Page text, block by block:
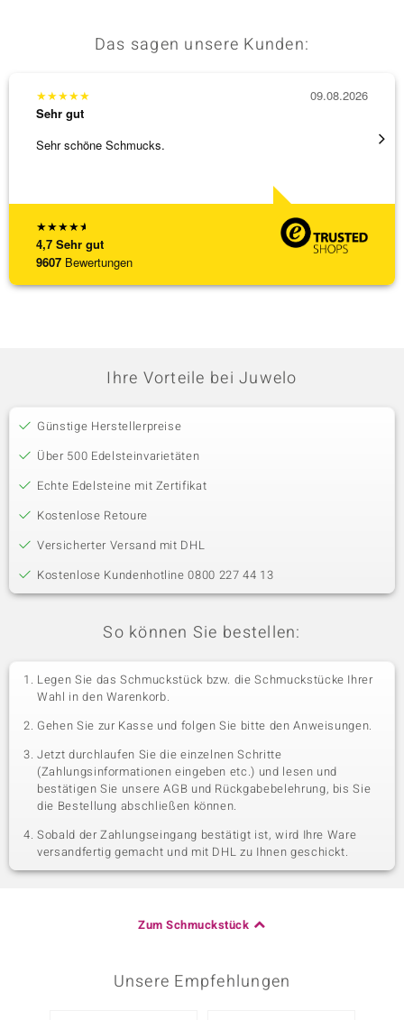
Das sagen unsere Kunden:
★★★★★
4,7 Sehr gut
9607 Bewertungen
★★★★★
Sehr gut
Sehr schöne Schmucks.
09.08.2026
Ihre Vorteile bei Juwelo
Günstige Herstellerpreise
Über 500 Edelsteinvarietäten
Echte Edelsteine mit Zertifikat
Kostenlose Retoure
Versicherter Versand mit DHL
Kostenlose Kundenhotline 0800 227 44 13
So können Sie bestellen:
Legen Sie das Schmuckstück bzw. die Schmuckstücke Ihrer
Wahl in den Warenkorb.
Gehen Sie zur Kasse und folgen Sie bitte den Anweisungen.
Jetzt durchlaufen Sie die einzelnen Schritte
(Zahlungsinformationen eingeben etc.) und lesen und
bestätigen Sie unsere AGB und Rückgabebelehrung, bis Sie
die Bestellung abschließen können.
Sobald der Zahlungseingang bestätigt ist, wird Ihre Ware
versandfertig gemacht und mit DHL zu Ihnen geschickt.
Zum Schmuckstück
Unsere Empfehlungen